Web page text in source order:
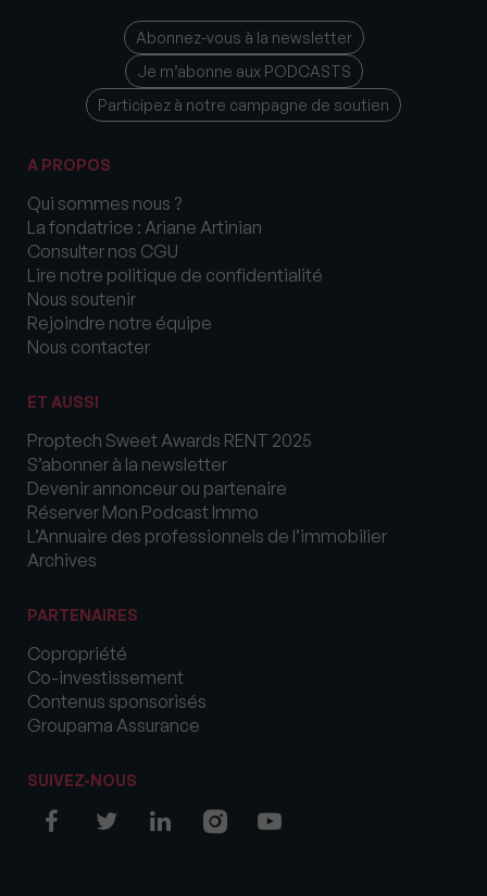
Abonnez-vous à la newsletter
Je m’abonne aux PODCASTS
Participez à notre campagne de soutien
A PROPOS
Qui sommes nous ?
La fondatrice : Ariane Artinian
Consulter nos CGU
Lire notre politique de confidentialité
Nous soutenir
Rejoindre notre équipe
Nous contacter
ET AUSSI
Proptech Sweet Awards RENT 2025
S’abonner à la newsletter
Devenir annonceur ou partenaire
Réserver Mon Podcast Immo
L’Annuaire des professionnels de l’immobilier
Archives
PARTENAIRES
Copropriété
Co-investissement
Contenus sponsorisés
Groupama Assurance
SUIVEZ-NOUS